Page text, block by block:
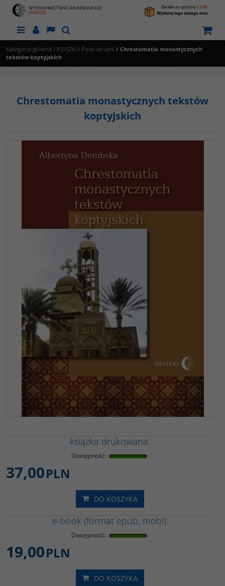
MenuPanelLangSzukaj
Kategoria główna / KSIĄŻKI / Poza seriami / Chrestomatia monastycznych
tekstów koptyjskich
Chrestomatia monastycznych tekstów
koptyjskich
książka drukowana:
Dostępność:
37,00PLN
DO KOSZYKA
e-book (format epub, mobi):
Dostępność:
19,00PLN
DO KOSZYKA